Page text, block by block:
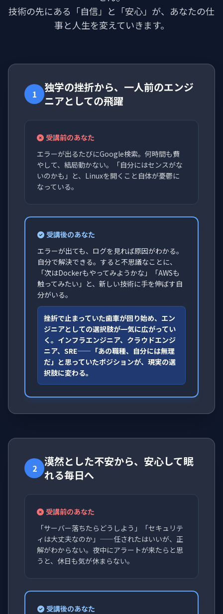
技術の先にある「自信」と「安心」が、あなたの仕
事と人生を変えていきます。
1
独学の挫折から、一人前のエンジ
ニアとしての飛躍
受講前のあなた
エラーが出るたびにGoogle検索。何時間も費
やして、結局動かない。「自分にはセンスがな
いのかも」と、Linuxを開くこと自体が憂鬱に
なっている。
受講後のあなた
エラーが出ても、ログを見れば原因がわかる。
自分で解決できる。すると不思議なことに、
「次はDockerもやってみようかな」「AWSも
触ってみたい」と、新しい技術に手を伸ばす自
分がいる。
挫折で止まっていた歯車が回り始め、エン
ジニアとしての選択肢が一気に広がってい
く。インフラエンジニア、クラウドエンジ
ニア、SRE——「あの職種、自分には無理
だ」と思っていたポジションが、現実の選
択肢に変わる。
2
漠然とした不安から、安心して眠
れる毎日へ
受講前のあなた
「サーバー落ちたらどうしよう」「セキュリテ
ィは大丈夫なのか」——任されたはいいが、正
解がわからない。夜中にアラートが来たらと思
うと、休日も気が休まらない。
受講後のあなた